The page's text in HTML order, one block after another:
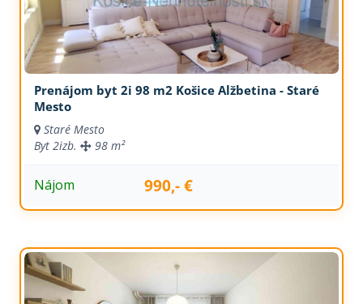
Prenájom byt 2i 98 m2 Košice Alžbetina - Staré
Mesto
Staré Mesto
Byt 2izb. 98 m²
Nájom 990,- €